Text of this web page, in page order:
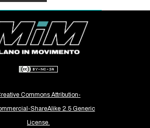
Commons Attribution-
ShareAlike 2.5 Generic
License.